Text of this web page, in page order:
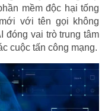
mềm độc hại tống
với tên gọi không
đóng vai trò trung tâm
cuộc tấn công mạng.